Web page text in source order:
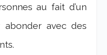
au fait d’un
abonder avec des